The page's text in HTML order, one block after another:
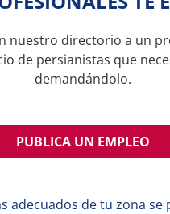
nuestro directorio a un
de persianistas que
demandándolo.
PUBLICA UN EMPLEO
adecuados de tu zona